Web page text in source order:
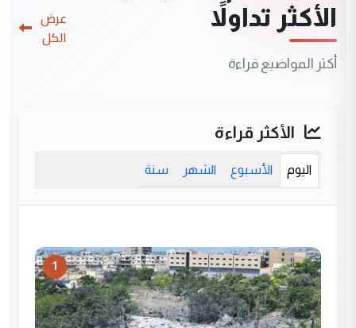
الأكثر تداولاً
أكثر المواضيع قراءة
عرض
الكل
الأكثر قراءة
اليوم الأسبوع الشهر سنة
1